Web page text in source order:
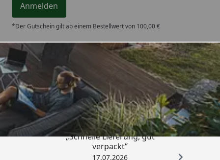
Anmelden
*Der Gutschein gilt ab einem Bestellwert von 100,00 €
Trusted Shops
4,64/ 5
„Schnelle Lieferung, gut
verpackt“
17.07.2026